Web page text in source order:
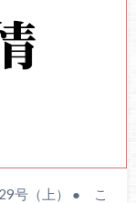
（上） ● こ